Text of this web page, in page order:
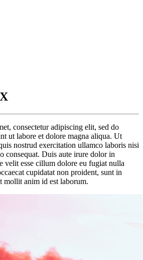
consectetur adipiscing elit, sed do
ut labore et dolore magna aliqua. Ut
nostrud exercitation ullamco laboris nisi
consequat. Duis aute irure dolor in
velit esse cillum dolore eu fugiat nulla
cupidatat non proident, sunt in
mollit anim id est laborum.